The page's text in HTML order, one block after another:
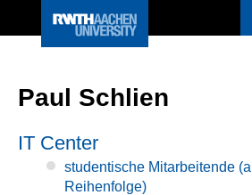
Paul Schlien
IT Center
studentische Mitarbeitende
Reihenfolge)